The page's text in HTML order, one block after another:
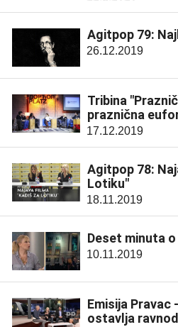
Agitpop 79:
26.12.2019
Tribina
praznična
17.12.2019
Agitpop 78:
Lotiku"
18.11.2019
Deset minuta
10.11.2019
Emisija Pravac
ostavlja